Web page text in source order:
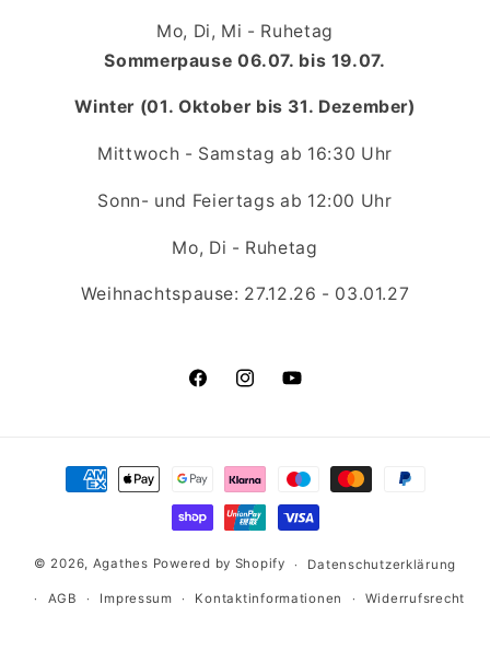
Mo, Di, Mi - Ruhetag
Sommerpause 06.07. bis 19.07.
Winter (01. Oktober bis 31. Dezember)
Mittwoch - Samstag ab 16:30 Uhr
Sonn- und Feiertags ab 12:00 Uhr
Mo, Di - Ruhetag
Weihnachtspause: 27.12.26 - 03.01.27
FacebookInstagramYouTube
Zahlungsmethoden
© 2026, Agathes Powered by Shopify Datenschutzerklärung
AGB Impressum Kontaktinformationen Widerrufsrecht